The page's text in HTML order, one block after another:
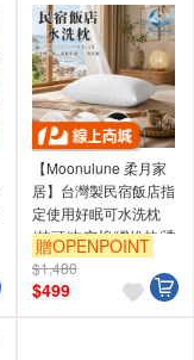
【Moonulune 柔月家
居】台灣製民宿飯店指
定使用好眠可水洗枕
(枕頭/中空棉/纖維枕/透
氣枕/枕心)
贈OPENPOINT
$1,480
$499